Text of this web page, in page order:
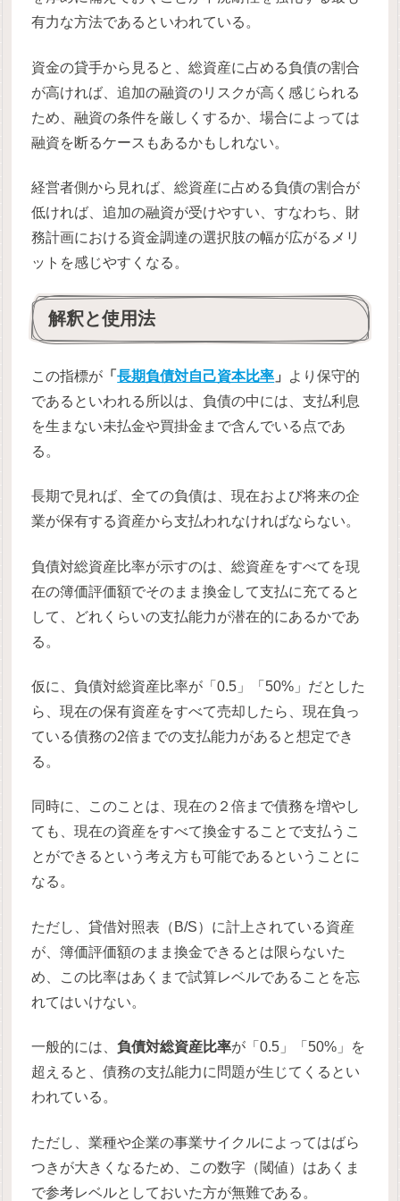
有力な方法であるといわれている。
資金の貸手から見ると、総資産に占める負債の割合
が高ければ、追加の融資のリスクが高く感じられる
ため、融資の条件を厳しくするか、場合によっては
融資を断るケースもあるかもしれない。
経営者側から見れば、総資産に占める負債の割合が
低ければ、追加の融資が受けやすい、すなわち、財
務計画における資金調達の選択肢の幅が広がるメリ
ットを感じやすくなる。
解釈と使用法
この指標が 「長期負債対自己資本比率 」
より保守的
であるといわれる所以は、負債の中には、支払利息
を生まない未払金や買掛金まで含んでいる点であ
る。
長期で見れば、全ての負債は、現在および将来の企
業が保有する資産から支払われなければならない。
負債対総資産比率が示すのは、総資産をすべてを現
在の簿価評価額でそのまま換金して支払に充てると
して、どれくらいの支払能力が潜在的にあるかであ
る。
仮に、負債対総資産比率が「0.5」「50%」だとした
ら、現在の保有資産をすべて売却したら、現在負っ
ている債務の2倍までの支払能力があると想定でき
る。
同時に、このことは、現在の２倍まで債務を増やし
ても、現在の資産をすべて換金することで支払うこ
とができるという考え方も可能であるということに
なる。
ただし、貸借対照表（B/S）に計上されている資産
が、簿価評価額のまま換金できるとは限らないた
め、この比率はあくまで試算レベルであることを忘
れてはいけない。
一般的には、負債対総資産比率が「0.5」「50%」を
超えると、債務の支払能力に問題が生じてくるとい
われている。
ただし、業種や企業の事業サイクルによってはばら
つきが大きくなるため、この数字（閾値）はあくま
で参考レベルとしておいた方が無難である。